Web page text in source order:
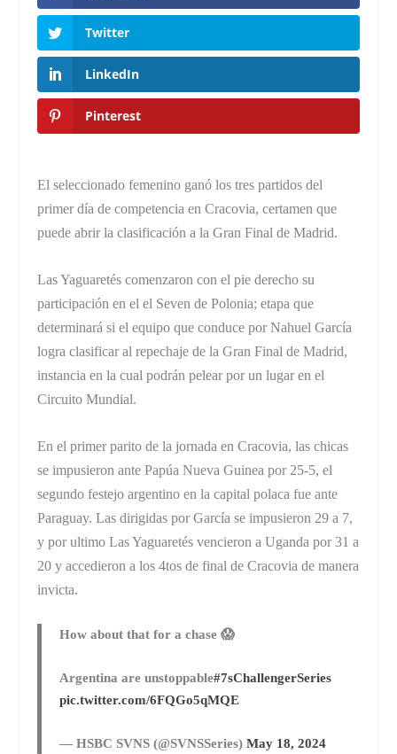
Twitter
LinkedIn
Pinterest
El seleccionado femenino ganó los tres partidos del
primer día de competencia en Cracovia, certamen que
puede abrir la clasificación a la Gran Final de Madrid.
Las Yaguaretés comenzaron con el pie derecho su
participación en el el Seven de Polonia; etapa que
determinará si el equipo que conduce por Nahuel García
logra clasificar al repechaje de la Gran Final de Madrid,
instancia en la cual podrán pelear por un lugar en el
Circuito Mundial.
En el primer parito de la jornada en Cracovia, las chicas
se impusieron ante Papúa Nueva Guinea por 25-5, el
segundo festejo argentino en la capital polaca fue ante
Paraguay. Las dirigidas por García se impusieron 29 a 7,
y por ultimo Las Yaguaretés vencieron a Uganda por 31 a
20 y accedieron a los 4tos de final de Cracovia de manera
invicta.
How about that for a chase 😱
Argentina are unstoppable#7sChallengerSeries
pic.twitter.com/6FQGo5qMQE
— HSBC SVNS (@SVNSSeries)May 18, 2024